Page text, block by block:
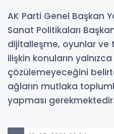
AK Parti Genel Başkan
Sanat Politikaları
dijitalleşme, oyunlar ve
ilişkin konuların
çözülemeyeceğini
ağların mutlaka
yapması